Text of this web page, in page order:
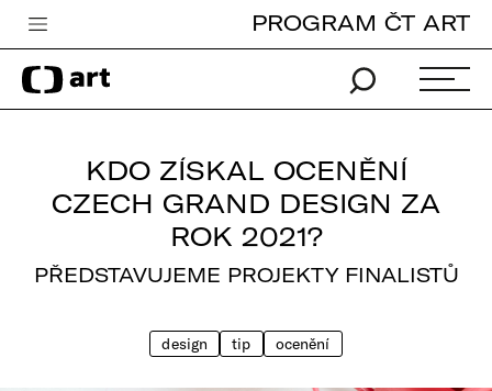
Česká televize
Zpravodajství
iVysílání
Pro děti
PROGRAM ČT ART
KDO ZÍSKAL OCENĚNÍ
CZECH GRAND DESIGN ZA
ROK 2021?
PŘEDSTAVUJEME PROJEKTY FINALISTŮ
design tip ocenění